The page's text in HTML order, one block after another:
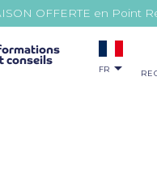
OFFERTE en Point
conseils
FR